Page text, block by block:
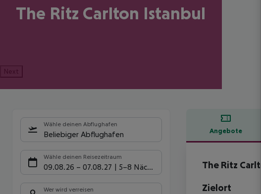
The Ritz Carlton Istanbul
Next
Wähle deinen Abflughafen
Beliebiger Abflughafen
Wähle deinen Reisezeitraum
09.08.26 – 07.08.27 5-8 Nächte
Wer wird verreisen
Angebote
The Ritz
Zielort